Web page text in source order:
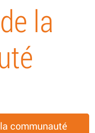
la
communauté